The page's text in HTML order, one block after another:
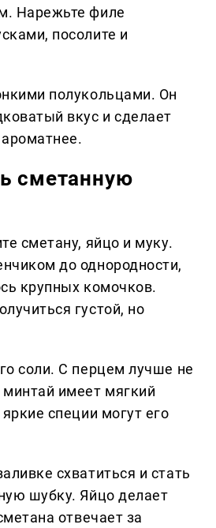
Нарежьте филе
посолите и
полукольцами. Он
вкус и сделает
сметанную
сметану, яйцо и муку.
до однородности,
крупных комочков.
густой, но
соли. С перцем лучше не
имеет мягкий
специи могут его
схватиться и стать
шубку. Яйцо делает
отвечает за